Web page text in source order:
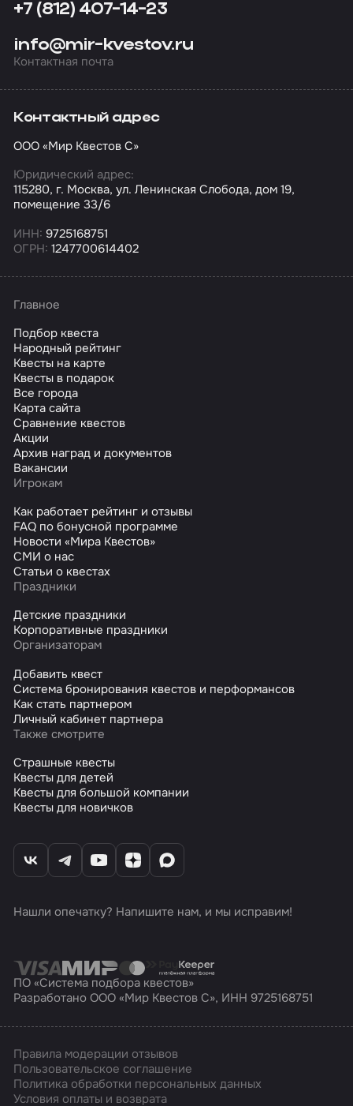
+7 (812) 407-14-23
info@mir-kvestov.ru
Контактная почта
Контактный адрес
ООО «Мир Квестов С»
Юридический адрес:
115280, г. Москва, ул. Ленинская Слобода, дом 19,
помещение 33/6
ИНН: 9725168751
ОГРН: 1247700614402
Главное
Подбор квеста
Народный рейтинг
Квесты на карте
Квесты в подарок
Все города
Карта сайта
Сравнение квестов
Акции
Архив наград и документов
Вакансии
Игрокам
Как работает рейтинг и отзывы
FAQ по бонусной программе
Новости «Мира Квестов»
СМИ о нас
Статьи о квестах
Праздники
Детские праздники
Корпоративные праздники
Организаторам
Добавить квест
Система бронирования квестов и перформансов
Как стать партнером
Личный кабинет партнера
Также смотрите
Страшные квесты
Квесты для детей
Квесты для большой компании
Квесты для новичков
Нашли опечатку? Напишите нам, и мы исправим!
ПО «Система подбора квестов»
Разработано ООО «Мир Квестов С», ИНН 9725168751
Правила модерации отзывов
Пользовательское соглашение
Политика обработки персональных данных
Условия оплаты и возврата